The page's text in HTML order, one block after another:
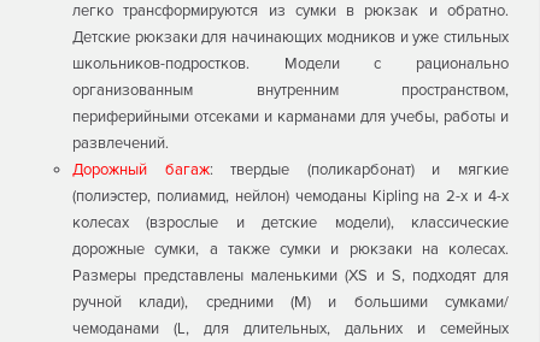
легко трансформируются из сумки в рюкзак и обратно.
Детские рюкзаки для начинающих модников и уже стильных
школьников-подростков. Модели с рационально
организованным внутренним пространством,
периферийными отсеками и карманами для учебы, работы и
развлечений.
Дорожный багаж: твердые (поликарбонат) и мягкие
(полиэстер, полиамид, нейлон) чемоданы Kipling на 2-х и 4-х
колесах (взрослые и детские модели), классические
дорожные сумки, а также сумки и рюкзаки на колесах.
Размеры представлены маленькими (XS и S, подходят для
ручной клади), средними (М) и большими сумками/
чемоданами (L, для длительных, дальних и семейных